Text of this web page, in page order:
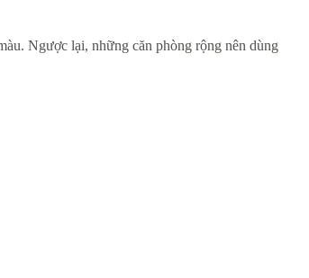
Ngược lại, những căn phòng rộng nên dùng